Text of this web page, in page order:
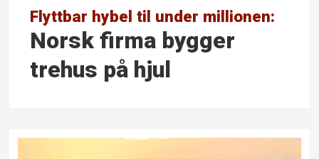
Flyttbar hybel til under millionen:
Norsk firma bygger
trehus på hjul